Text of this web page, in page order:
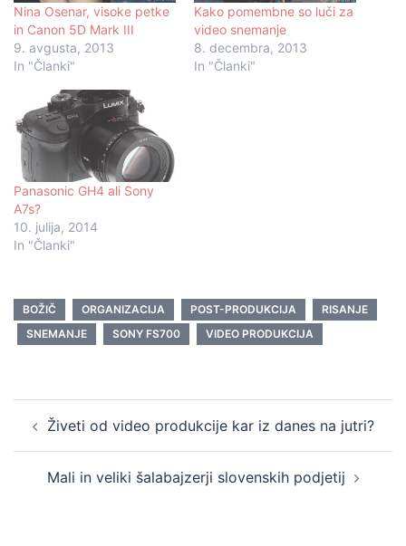
Nina Osenar, visoke petke
in Canon 5D Mark III
9. avgusta, 2013
In "Članki"
Kako pomembne so luči za
video snemanje
8. decembra, 2013
In "Članki"
Panasonic GH4 ali Sony
A7s?
10. julija, 2014
In "Članki"
BOŽIČ ORGANIZACIJA POST-PRODUKCIJA
RISANJE
SNEMANJE
SONY FS700 VIDEO PRODUKCIJA
Post
navigation
Živeti od video produkcije kar iz danes na jutri?
Mali in veliki šalabajzerji slovenskih podjetij